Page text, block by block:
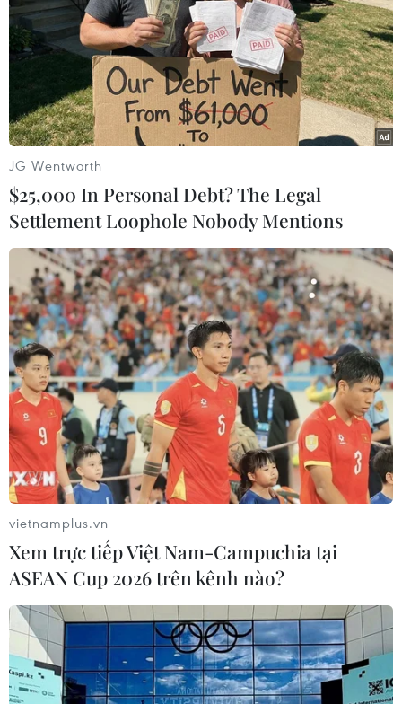
Anh cử tàu chiến hỗ trợ tiêu hủy vũ khí
hóa học của Syria
13/01/2014 23:02
Tàu chiến HMS Montrose của Anh sẽ tham gia đội tàu
quốc tế chở số vũ khí hóa học của Syria ra khỏi quốc
gia Trung Đông này để tiêu hủy.
JG Wentworth
$25,000 In Personal Debt? The Legal
Settlement Loophole Nobody Mentions
vietnamplus.vn
Xem trực tiếp Việt Nam-Campuchia tại
ASEAN Cup 2026 trên kênh nào?